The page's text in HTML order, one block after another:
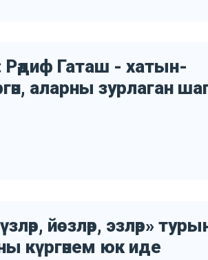
Рәдиф Гаташ - хатын-
аларны зурлаган
йөзләр, эзләр»
күргәнем юк иде